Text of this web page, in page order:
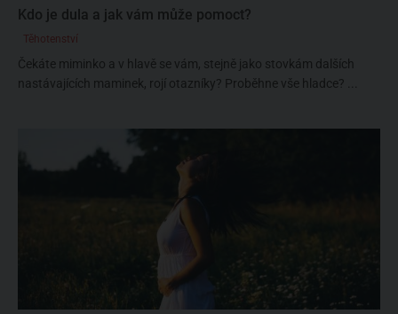
Kdo je dula a jak vám může pomoct?
Těhotenství
Čekáte miminko a v hlavě se vám, stejně jako stovkám dalších
nastávajících maminek, rojí otazníky? Proběhne vše hladce? ...